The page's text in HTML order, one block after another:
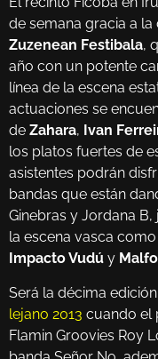
de semana gracia a
Zuzenean Festibala,
año con un potente
línea de la escena
actuaciones se
de Zahara, Ivan
los platos fuertes de
asistentes podrán
bandas que están
Ginebras y Jordana
la escena vasca como
Impacto Vudú y
Será la décima
lejano 2013 cuando el
Flamin Groovies Roy